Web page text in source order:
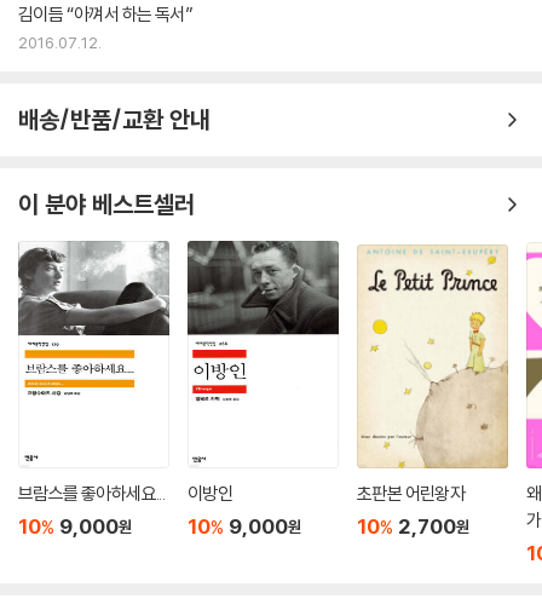
가들―레몽 아롱, 카뮈, 사르트르, 대니얼 디포, 프루스트, 디드로, 아폴리
하여 주인공 ‘너’의 말과 ‘그들’의 말이 뒤섞이고 서로 넘나드는 특징적인
지는 작가의 눈이다. 이 소설은 그 눈의 이야기다. 세계가 한 인간에게 어떻
게 다가오고 있는지, 초점을 맞춰가는 이야기다. 페렉은 이 혼자 남은 단독
자를, 그 젊은이를 바라보고 있는 우리를 이야기한다.
【조르주 페렉 선집】 03 『잠자는 남자』
조르주 페렉은 20세기 후반 프랑스 문학을 대표하는 작가, 온갖 문학적 실
험에 몸을 던진 보기 드문 집념의 작가다. 45세 기관지암으로 죽기 전까지
작품 활동을 펼친 기간은 15년 남짓이지만, 소설과 시, 희곡, 시나리오, 에
세이, 미술평론 등 다양한 장르를 넘나들며 전방위적인 쓰기를 했다. 1965
김이듬 “아껴서 하는 독서”
2016.07.12.
배송/반품/교환 안내
이 분야 베스트셀러
브람스를 좋아하세요...
10% 9,000원
이방인
10% 9,000원
초판본 어린왕자
10% 2,700원
가